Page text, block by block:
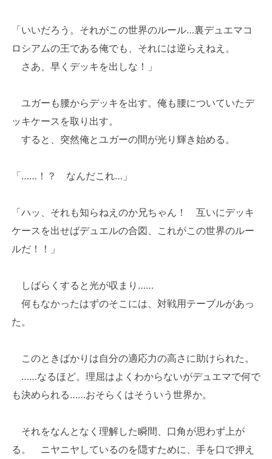
「いいだろう。それがこの世界のルール…裏デュエマコ
ロシアムの王である俺でも、それには逆らえねえ。
さあ、早くデッキを出しな！」
ユガーも腰からデッキを出す。俺も腰についていたデ
ッキケースを取り出す。
すると、突然俺とユガーの間が光り輝き始める。
「……！？ なんだこれ…」
「ハッ、それも知らねえのか兄ちゃん！ 互いにデッキ
ケースを出せばデュエルの合図、これがこの世界のルー
ルだ！！」
しばらくすると光が収まり……
何もなかったはずのそこには、対戦用テーブルがあっ
た。
このときばかりは自分の適応力の高さに助けられた。
……なるほど。理屈はよくわからないがデュエマで何で
も決められる……おそらくはそういう世界か。
それをなんとなく理解した瞬間、口角が思わず上が
る。 ニヤニヤしているのを隠すために、手を口で押え